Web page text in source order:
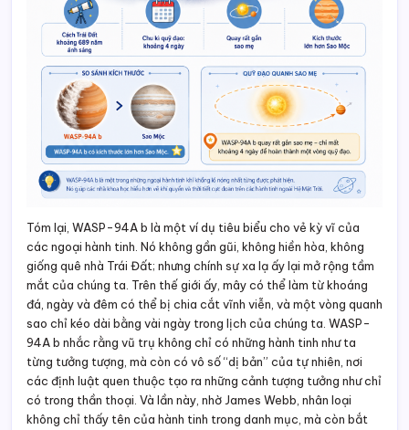
Tóm lại, WASP-94A b là một ví dụ tiêu biểu cho vẻ kỳ vĩ của
các ngoại hành tinh. Nó không gần gũi, không hiền hòa, không
giống quê nhà Trái Đất; nhưng chính sự xa lạ ấy lại mở rộng tầm
mắt của chúng ta. Trên thế giới ấy, mây có thể làm từ khoáng
đá, ngày và đêm có thể bị chia cắt vĩnh viễn, và một vòng quanh
sao chỉ kéo dài bằng vài ngày trong lịch của chúng ta. WASP-
94A b nhắc rằng vũ trụ không chỉ có những hành tinh như ta
từng tưởng tượng, mà còn có vô số “dị bản” của tự nhiên, nơi
các định luật quen thuộc tạo ra những cảnh tượng tưởng như chỉ
có trong thần thoại. Và lần này, nhờ James Webb, nhân loại
không chỉ thấy tên của hành tinh trong danh mục, mà còn bắt